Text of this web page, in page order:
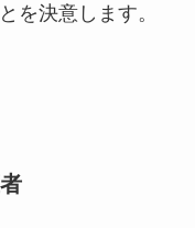
を決意します。